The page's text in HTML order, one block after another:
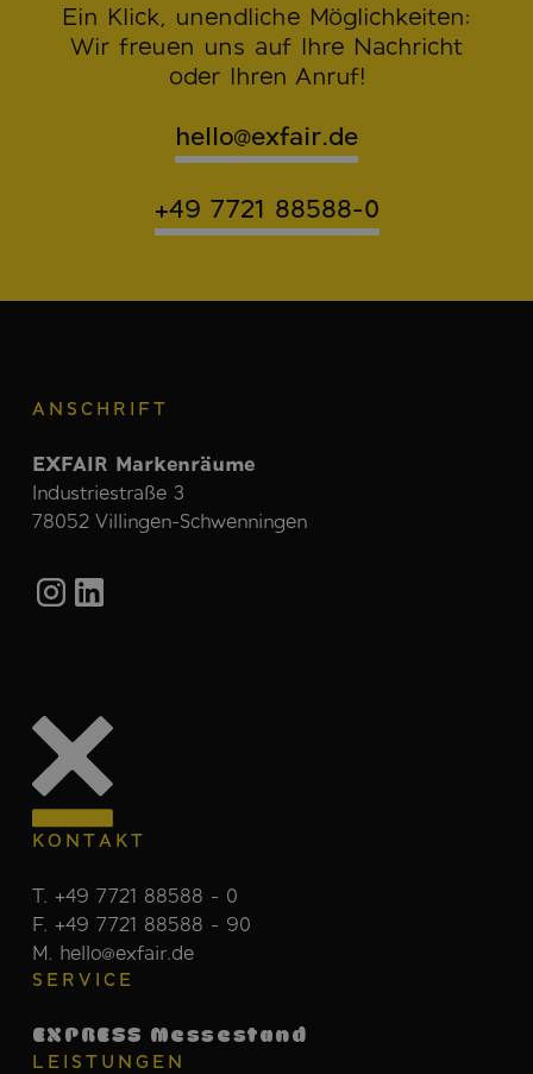
Ein Klick, unendliche Möglichkeiten:
Wir freuen uns auf Ihre Nachricht
oder Ihren Anruf!
hello@exfair.de
+49 7721 88588-0
ANSCHRIFT
EXFAIR Markenräume
Industriestraße 3
78052 Villingen-Schwenningen
KONTAKT
T. +49 7721 88588 - 0
F. +49 7721 88588 - 90
M. hello@exfair.de
SERVICE
EXPRESS Messestand
LEISTUNGEN